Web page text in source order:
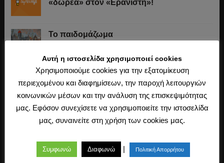
«δωρεά» στον «Ερανιστή»!
Το παιδομάζωμα
O Μακιαβέλι για την «ουδετερότητα» στον
πόλεμο, τα εθνικά στρατεύματα και τις
συμμαχίες
«Άχθος αρούρης»
Αυτή η ιστοσελίδα χρησιμοποιεί cookies
Χρησιμοποιούμε cookies για την εξατομίκευση
περιεχομένου και διαφημίσεων, την παροχή λειτουργιών
κοινωνικών μέσων και την ανάλυση της επισκεψιμότητας
μας. Εφόσον συνεχίσετε να χρησιμοποιείτε την ιστοσελίδα
μας, συναινείτε στη χρήση των cookies μας.
Συμφωνώ Διαφωνώ | Πολιτική Απορρήτου